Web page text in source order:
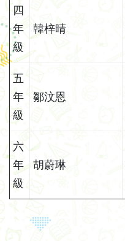
四
年
級
韓梓晴
五
年
級
鄒汶恩
六
年
級
胡蔚琳